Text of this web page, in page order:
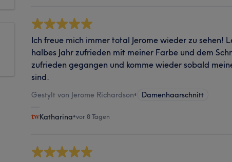
Ich freue mich immer total Jerome wieder zu sehen!
halbes Jahr zufrieden mit meiner Farbe und dem
zufrieden gegangen und komme wieder sobald
sind.
Gestylt von Jerome Richardson• Damenhaarschnitt
Katharina•vor 8 Tagen